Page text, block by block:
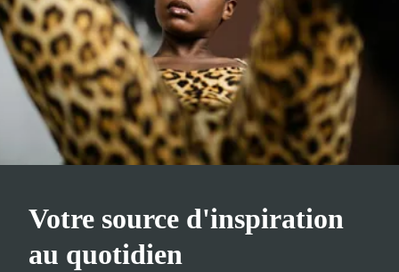
Votre source d'inspiration
au quotidien